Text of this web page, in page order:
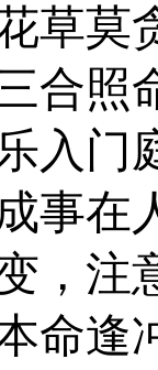
草莫
合照
入门
事在
，注
命逢